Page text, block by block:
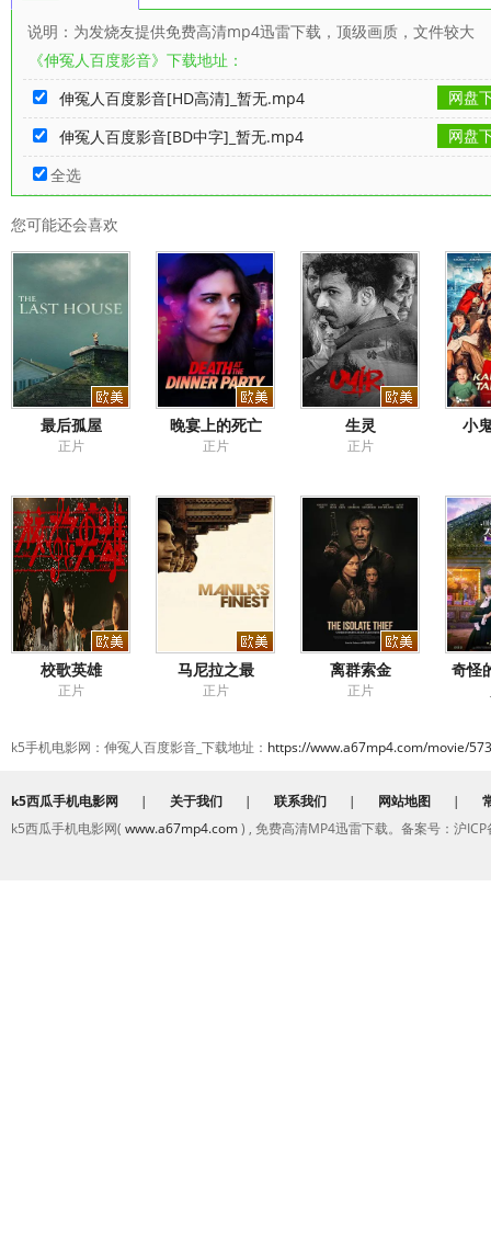
说明：为发烧友提供免费高清mp4迅雷下载，顶级画质，文件较大
《伸冤人百度影音》下载地址：
伸冤人百度影音[HD高清]_暂无.mp4
网盘
伸冤人百度影音[BD中字]_暂无.mp4
网盘
全选
您可能还会喜欢
最后孤屋
正片
晚宴上的死亡
正片
生灵
正片
小
校歌英雄
正片
马尼拉之最
正片
离群索金
正片
奇怪
k5手机电影网：伸冤人百度影音_下载地址： https://www.a67mp4.com/movie/
k5西瓜手机电影网 | 关于我们 | 联系我们 | 网站地图 |
k5西瓜手机电影网( www.a67mp4.com) , 免费高清MP4迅雷下载。备案号：沪